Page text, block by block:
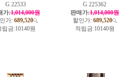
G 22533
가:1,014,000원
가: 689,520
립금:10140원
G 225362
판매가:1,014,000원
할인가: 689,520
적립금:10140원